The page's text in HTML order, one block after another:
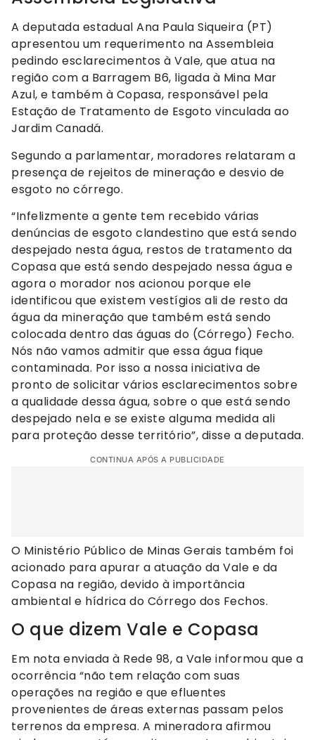
A deputada estadual Ana Paula Siqueira (PT)
apresentou um requerimento na Assembleia
pedindo esclarecimentos à Vale, que atua na
região com a Barragem B6, ligada à Mina Mar
Azul, e também à Copasa, responsável pela
Estação de Tratamento de Esgoto vinculada ao
Jardim Canadá.
Segundo a parlamentar, moradores relataram a
presença de rejeitos de mineração e desvio de
esgoto no córrego.
“Infelizmente a gente tem recebido várias
denúncias de esgoto clandestino que está sendo
despejado nesta água, restos de tratamento da
Copasa que está sendo despejado nessa água e
agora o morador nos acionou porque ele
identificou que existem vestígios ali de resto da
água da mineração que também está sendo
colocada dentro das águas do (Córrego) Fecho.
Nós não vamos admitir que essa água fique
contaminada. Por isso a nossa iniciativa de
pronto de solicitar vários esclarecimentos sobre
a qualidade dessa água, sobre o que está sendo
despejado nela e se existe alguma medida ali
para proteção desse território”, disse a deputada.
CONTINUA APÓS A PUBLICIDADE
O Ministério Público de Minas Gerais também foi
acionado para apurar a atuação da Vale e da
Copasa na região, devido à importância
ambiental e hídrica do Córrego dos Fechos.
O que dizem Vale e Copasa
Em nota enviada à Rede 98, a Vale informou que a
ocorrência “não tem relação com suas
operações na região e que efluentes
provenientes de áreas externas passam pelos
terrenos da empresa. A mineradora afirmou